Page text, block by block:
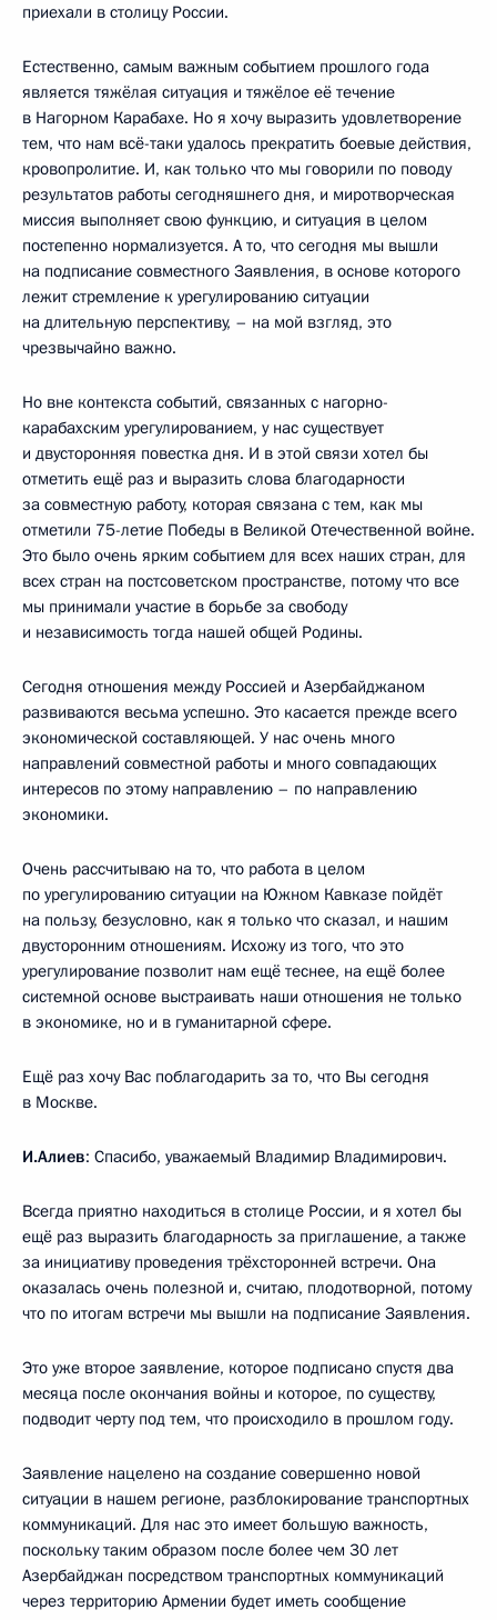
приехали в столицу России.
Естественно, самым важным событием прошлого года
является тяжёлая ситуация и тяжёлое её течение
в Нагорном Карабахе. Но я хочу выразить удовлетворение
тем, что нам всё-таки удалось прекратить боевые действия,
кровопролитие. И, как только что мы говорили по поводу
результатов работы сегодняшнего дня, и миротворческая
миссия выполняет свою функцию, и ситуация в целом
постепенно нормализуется. А то, что сегодня мы вышли
на подписание совместного Заявления, в основе которого
лежит стремление к урегулированию ситуации
на длительную перспективу, – на мой взгляд, это
чрезвычайно важно.
Но вне контекста событий, связанных с нагорно-
карабахским урегулированием, у нас существует
и двусторонняя повестка дня. И в этой связи хотел бы
отметить ещё раз и выразить слова благодарности
за совместную работу, которая связана с тем, как мы
отметили 75-летие Победы в Великой Отечественной войне.
Это было очень ярким событием для всех наших стран, для
всех стран на постсоветском пространстве, потому что все
мы принимали участие в борьбе за свободу
и независимость тогда нашей общей Родины.
Сегодня отношения между Россией и Азербайджаном
развиваются весьма успешно. Это касается прежде всего
экономической составляющей. У нас очень много
направлений совместной работы и много совпадающих
интересов по этому направлению – по направлению
экономики.
Очень рассчитываю на то, что работа в целом
по урегулированию ситуации на Южном Кавказе пойдёт
на пользу, безусловно, как я только что сказал, и нашим
двусторонним отношениям. Исхожу из того, что это
урегулирование позволит нам ещё теснее, на ещё более
системной основе выстраивать наши отношения не только
в экономике, но и в гуманитарной сфере.
Ещё раз хочу Вас поблагодарить за то, что Вы сегодня
в Москве.
И.Алиев: Спасибо, уважаемый Владимир Владимирович.
Всегда приятно находиться в столице России, и я хотел бы
ещё раз выразить благодарность за приглашение, а также
за инициативу проведения трёхсторонней встречи. Она
оказалась очень полезной и, считаю, плодотворной, потому
что по итогам встречи мы вышли на подписание Заявления.
Это уже второе заявление, которое подписано спустя два
месяца после окончания войны и которое, по существу,
подводит черту под тем, что происходило в прошлом году.
Заявление нацелено на создание совершенно новой
ситуации в нашем регионе, разблокирование транспортных
коммуникаций. Для нас это имеет большую важность,
поскольку таким образом после более чем 30 лет
Азербайджан посредством транспортных коммуникаций
через территорию Армении будет иметь сообщение